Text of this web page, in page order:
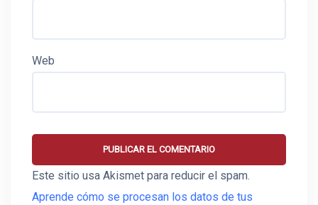
Web
Este sitio usa Akismet para reducir el spam.
Aprende cómo se procesan los datos de tus